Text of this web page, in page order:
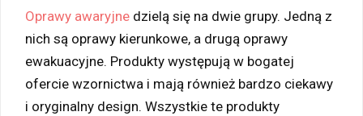
Oprawy awaryjne dzielą się na dwie grupy. Jedną z
nich są oprawy kierunkowe, a drugą oprawy
ewakuacyjne. Produkty występują w bogatej
ofercie wzornictwa i mają również bardzo ciekawy
i oryginalny design. Wszystkie te produkty